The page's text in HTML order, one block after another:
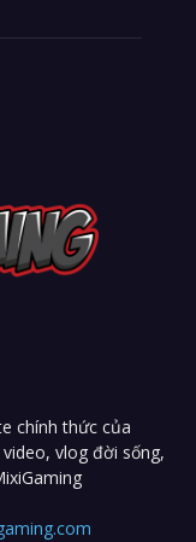
chính thức của
vlog đời sống,